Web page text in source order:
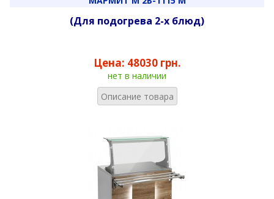
(Для подогрева 2-х блюд)
Цена: 48030 грн.
нет в наличии
Описание товара